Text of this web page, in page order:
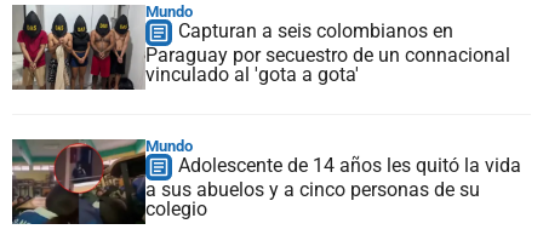
Mundo
Capturan a seis colombianos en
Paraguay por secuestro de un connacional
vinculado al 'gota a gota'
Mundo
Adolescente de 14 años les quitó la vida
a sus abuelos y a cinco personas de su
colegio